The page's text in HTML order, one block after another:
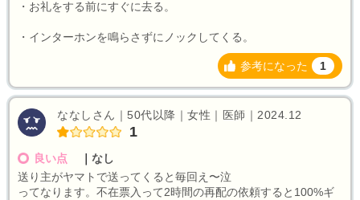
・お礼をする前にすぐに去る。
・インターホンを鳴らさずにノックしてくる。
参考になった 1
ななしさん｜50代以降｜女性｜医師｜2024.12
1
良い点
なし
送り主がヤマトで送ってくると毎回え〜泣
ってなります。不在票入って2時間の再配の依頼すると100%ギ